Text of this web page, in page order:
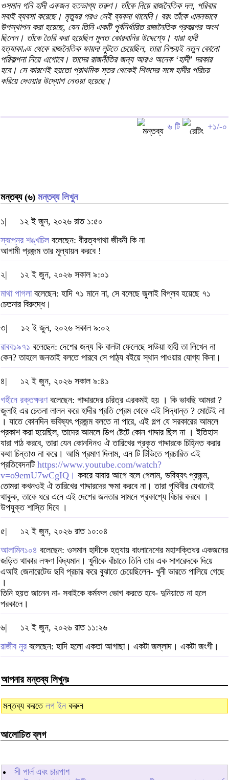
ওসমান গনি হাদী একজন হতভাগ্য তরুণ। তাঁকে নিয়ে রাজনৈতিক দল, পরিবার
সবাই ব্যবসা করেছে। মৃত্যুর পরও সেই ব্যবসা থামেনি। বরং তাঁকে এমনভাবে
উপস্থাপন করা হয়েছে, যেন তিনি একটি পূর্বনির্ধারিত রাজনৈতিক প্রকল্পের অংশ
ছিলেন। তাঁকে তৈরি করা হয়েছিল মুলত কোরবানির উদ্দেশ্যে। যারা হাদী
হত্যাকাণ্ড থেকে রাজনৈতিক ফায়দা লুটতে চেয়েছিল, তারা নিশ্চয়ই নতুন কোনো
পরিকল্পনা নিয়ে এগোবে। তাদের রাজনীতির জন্য আরও অনেক ‘হাদী’ দরকার
হবে। সে কারণেই হয়তো প্রাথমিক স্তর থেকেই শিশুদের সঙ্গে হাদীর পরিচয়
করিয়ে দেওয়ার উদ্যোগ নেওয়া হয়েছে।
৬ টি +১/-০
মন্তব্য (৬) মন্তব্য লিখুন
১|
১২ ই জুন, ২০২৬ রাত ১:৫০
স্বপ্নের শঙ্খচিল বলেছেন: বীরত্বগাথা জীবনী কি না
আগামী প্রজন্ম তার মূল্যায়ন করবে !
২|
১২ ই জুন, ২০২৬ সকাল ৯:০১
মাথা পাগলাবলেছেন: হাদি ৭১ মানে না, সে বলেছে জুলাই বিপ্লব হয়েছে ৭১
চেতনার বিরুদ্ধে।
৩|
১২ ই জুন, ২০২৬ সকাল ৯:০২
রাবব১৯৭১ বলেছেন: দেশের জন্য কি বালটা ফেলেছে সাউয়া হাহী তা লিখেন না
কেন? তাহলে জনতাই বলতে পারবে সে পাঠ্য বইয়ে স্থান পাওয়ার যোগ্য কিনা।
৪|
১২ ই জুন, ২০২৬ সকাল ৯:৪১
গহীনে রক্তক্ষরণবলেছেন: গাদ্দারদের চরিত্র এরকমই হয় । কি ভাবছি আমরা ?
জুলাই এর চেতনা লালন করে হাদীর প্রতি প্রেম থেকে এই সিদ্ধান্ত ? মোটেই না
। যাতে কোনদিন ভবিষ্যৎ প্রজন্ম বলতে না পারে, এই গল্প যে সরকারের আমলে
প্রকাশ করা হয়েছিল, তাদের আমলে ডিপ ষ্টেটে কোন গাদ্দার ছিল না । ইতিহাস
যারা পাঠ করবে, তারা যেন কোনদিনও ঐ তারিখের প্রকৃত গাদ্দারকে চিহ্নিত করার
কথা চিন্তাও না করে। আমি প্রমাণ দিলাম, এন টি টিভিতে প্রচারিত এই
প্রতিবেদনটি https://www.youtube.com/watch?
v=o9emU7wCgIQ। কবরে যাবার আগে বলে গেলাম, ভবিষ্যৎ প্রজন্ম,
তোমরা কখনওই ঐ তারিখের গাদ্দারদের ক্ষমা করবে না। তারা পৃথিবীর যেখানেই
থাকুক, তাকে ধরে এনে এই দেশের জনতার সামনে প্রকাশ্যে বিচার করবে ।
উপযুক্ত শাস্তি দিবে ।
৫|
১২ ই জুন, ২০২৬ রাত ১০:০৪
আলামিন১০৪ বলেছেন: ওসমান হাদীকে হত্যায় বাংলাদেশের মহাশক্তিধর একজনের
জড়িত থাকার লক্ষণ বিদ্যমান। খুনীকে বাঁচাতে তিনি তার এক সাগরেদকে দিয়ে
এআই জেনারেটেড ছবি প্রচার করে বুঝাতে চেয়েছিলেন- খুনী ভারতে পালিয়ে গেছে
।
তিনি হয়ত জানেন না- সবাইকে কর্মফল ভোগ করতে হবে- দুনিয়াতে না হলে
পরকালে।
৬|
১২ ই জুন, ২০২৬ রাত ১১:২৬
রাজীব নুর বলেছেন: হাদি হলো একতা আগাছা। একটা জল্লাদ। একটা জংগী।
আপনার মন্তব্য লিখুনঃ
মন্তব্য করতে লগ ইন করুন
আলোচিত ব্লগ
সী পার্ল এবং চারপাশ